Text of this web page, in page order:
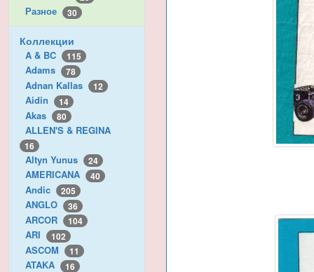
Разное 30
Коллекции
A & BC 115
Adams 78
Adnan Kallas 12
Aidin 14
Akas 80
ALLEN'S & REGINA
16
Altyn Yunus 24
AMERICANA 40
Andic 205
ANGLO 36
ARCOR 104
ARI 102
ASCOM 11
ATAKA 16